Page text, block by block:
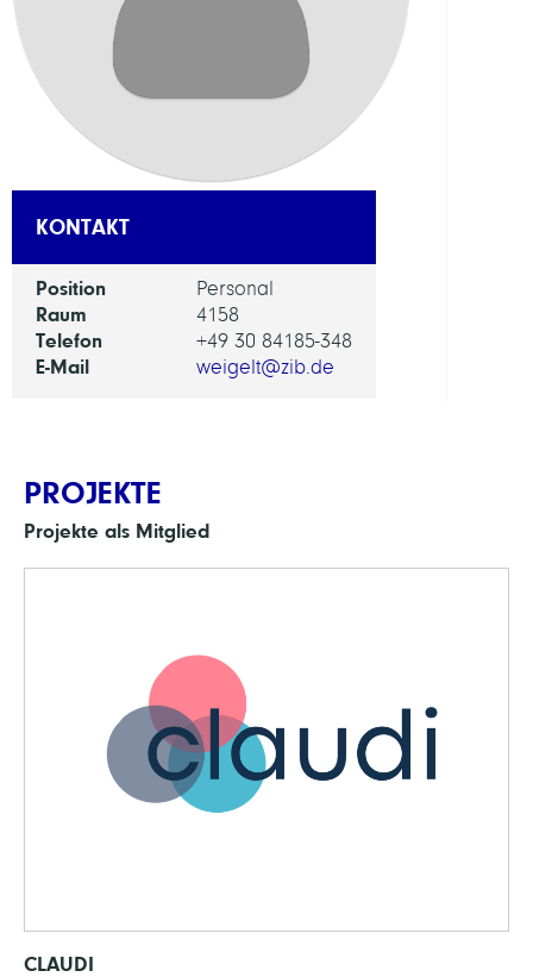
KONTAKT
Position Personal
Raum 4158
Telefon +49 30 84185-348
E-Mail weigelt@zib.de
PROJEKTE
Projekte als Mitglied
CLAUDI